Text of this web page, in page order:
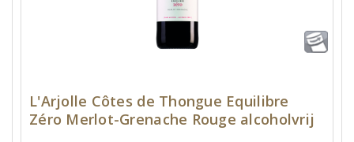
L'Arjolle Côtes de Thongue Equilibre
Zéro Merlot-Grenache Rouge alcoholvrij